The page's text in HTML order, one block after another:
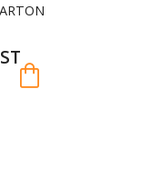
shopping_bag